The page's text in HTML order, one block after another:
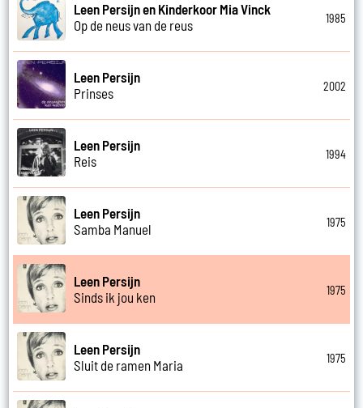
Leen Persijn en Kinderkoor Mia Vinck
Op de neus van de reus
1985
Leen Persijn
Prinses
2002
Leen Persijn
Reis
1994
Leen Persijn
Samba Manuel
1975
Leen Persijn
Sinds ik jou ken
1975
Leen Persijn
Sluit de ramen Maria
1975